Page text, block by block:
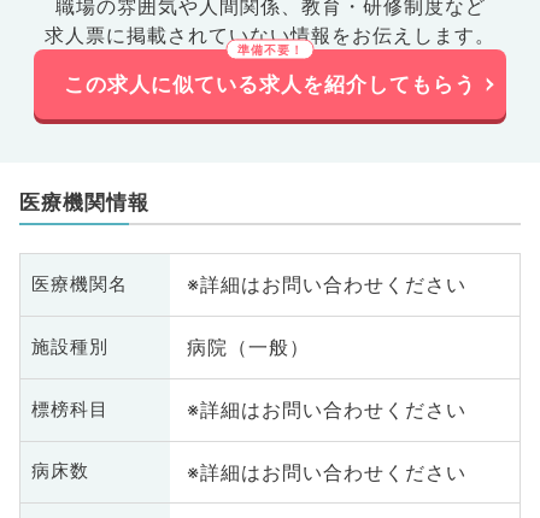
職場の雰囲気や人間関係、 教育・研修制度など
求人票に掲載されていない情報をお伝えします。
この求人に似ている求人を紹介してもらう
医療機関情報
医療機関名 ※詳細はお問い合わせください
施設種別 病院（一般）
標榜科目 ※詳細はお問い合わせください
病床数 ※詳細はお問い合わせください